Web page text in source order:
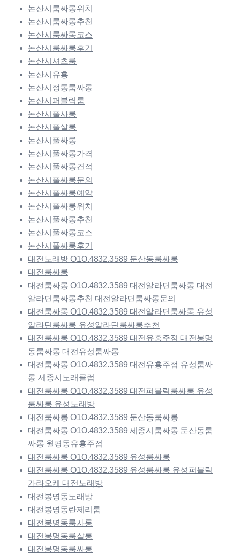
논산시룸싸롱위치
논산시룸싸롱추천
논산시룸싸롱코스
논산시룸싸롱후기
논산시셔츠룸
논산시유흥
논산시정통룸싸롱
논산시퍼블릭룸
논산시풀사롱
논산시풀살롱
논산시풀싸롱
논산시풀싸롱가격
논산시풀싸롱견적
논산시풀싸롱문의
논산시풀싸롱예약
논산시풀싸롱위치
논산시풀싸롱추천
논산시풀싸롱코스
논산시풀싸롱후기
대전노래방 O1O.4832.3589 둔산동룸싸롱
대전룸싸롱
대전룸싸롱 O1O.4832.3589 대전알라딘룸싸롱 대전
알라딘룸싸롱추천 대전알라딘룸싸롱문의
대전룸싸롱 O1O.4832.3589 대전알라딘룸싸롱 유성
알라딘룸싸롱 유성알라딘룸싸롱추천
대전룸싸롱 O1O.4832.3589 대전유흥주점 대전봉명
동룸싸롱 대전유성룸싸롱
대전룸싸롱 O1O.4832.3589 대전유흥주점 유성룸싸
롱 세종시노래클럽
대전룸싸롱 O1O.4832.3589 대전퍼블릭룸싸롱 유성
룸싸롱 유성노래방
대전룸싸롱 O1O.4832.3589 둔산동룸싸롱
대전룸싸롱 O1O.4832.3589 세종시룸싸롱 둔산동룸
싸롱 월평동유흥주점
대전룸싸롱 O1O.4832.3589 유성룸싸롱
대전룸싸롱 O1O.4832.3589 유성룸싸롱 유성퍼블릭
가라오케 대전노래방
대전봉명동노래방
대전봉명동란제리룸
대전봉명동룸사롱
대전봉명동룸살롱
대전봉명동룸싸롱